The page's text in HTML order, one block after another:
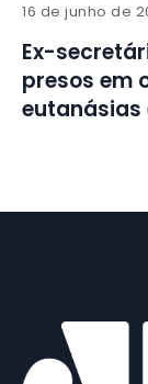
16 de junho de
Ex-
presos em
eutanásias